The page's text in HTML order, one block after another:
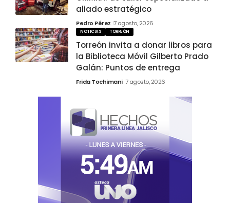
aliado estratégico
Pedro Pérez 7 agosto, 2026
NOTICIAS TORREÓN
Torreón invita a donar libros para
la Biblioteca Móvil Gilberto Prado
Galán: Puntos de entrega
Frida Tochimani 7 agosto, 2026